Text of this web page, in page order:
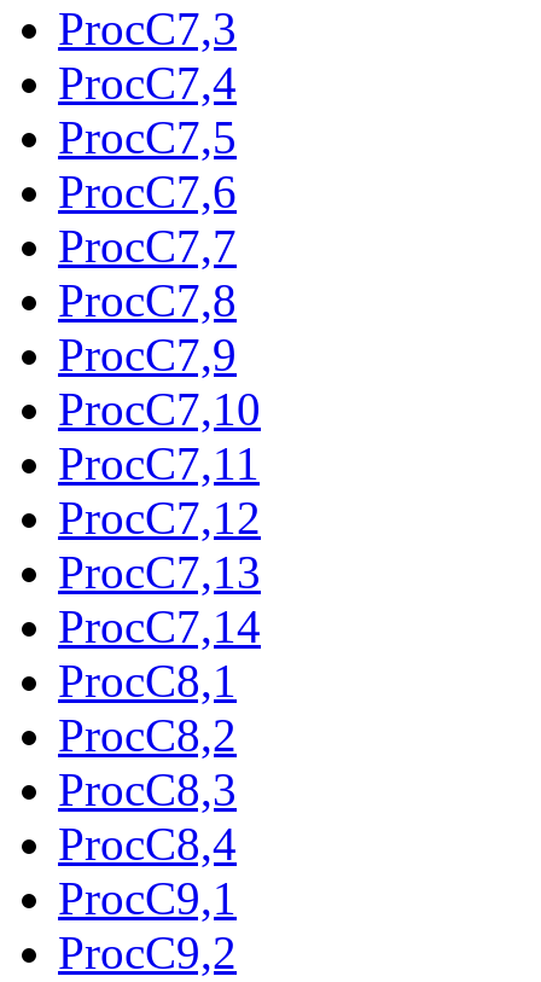
ProcC7,3
ProcC7,4
ProcC7,5
ProcC7,6
ProcC7,7
ProcC7,8
ProcC7,9
ProcC7,10
ProcC7,11
ProcC7,12
ProcC7,13
ProcC7,14
ProcC8,1
ProcC8,2
ProcC8,3
ProcC8,4
ProcC9,1
ProcC9,2